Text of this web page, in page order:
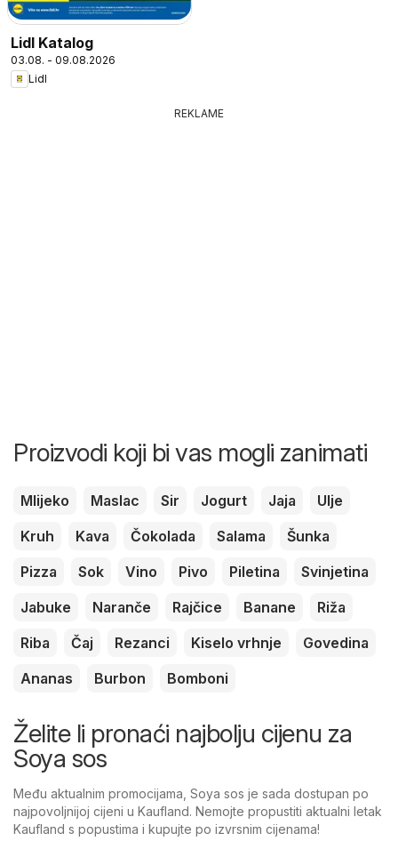
Lidl Katalog
03.08. - 09.08.2026
Lidl
REKLAME
Proizvodi koji bi vas mogli zanimati
Mlijeko Maslac Sir Jogurt Jaja
Ulje
Kruh
Kava Čokolada Salama
Šunka
Pizza
Sok Vino Pivo Piletina
Svinjetina
Jabuke
Naranče Rajčice Banane
Riža
Riba
Čaj Rezanci Kiselo vrhnje
Govedina
Ananas
Burbon Bomboni
Želite li pronaći najbolju cijenu za
Soya sos
Među aktualnim promocijama, Soya sos je sada dostupan po
najpovoljnijoj cijeni u Kaufland. Nemojte propustiti aktualni letak
Kaufland s popustima i kupujte po izvrsnim cijenama!